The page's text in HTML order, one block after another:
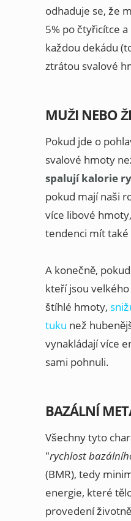
odhaduje se, že
5% po čtyřicítce a
každou dekádu
ztrátou svalové
MUŽI NEBO
Pokud jde o
svalové hmoty
spalují kalorie
pokud mají naši
více libové
tendenci mít
A konečně,
kteří jsou
štíhlé hmoty,
tuku než
vynakládají více
sami pohnuli.
BAZÁLNÍ
Všechny tyto
"rychlost
(BMR), tedy
energie, které
provedení